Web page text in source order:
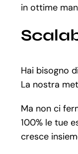
in ottime
Hai bisogno
La nostra
Ma non ci
100% le tue
cresce